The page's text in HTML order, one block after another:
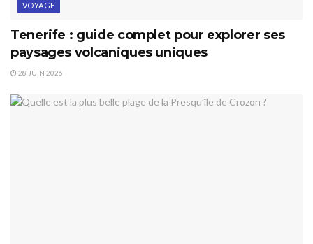
VOYAGE
Tenerife : guide complet pour explorer ses
paysages volcaniques uniques
28 JUIN 2026